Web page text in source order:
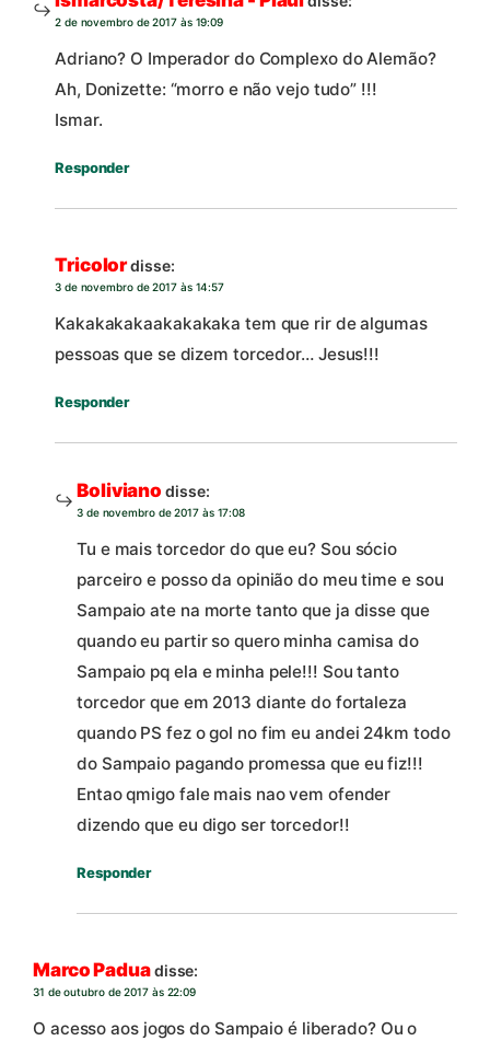
2 de novembro de 2017 às 19:09
Adriano? O Imperador do Complexo do Alemão?
Ah, Donizette: “morro e não vejo tudo” !!!
Ismar.
Responder
Tricolordisse:
3 de novembro de 2017 às 14:57
Kakakakakaakakakaka tem que rir de algumas
pessoas que se dizem torcedor… Jesus!!!
Responder
Boliviano disse:
3 de novembro de 2017 às 17:08
Tu e mais torcedor do que eu? Sou sócio
parceiro e posso da opinião do meu time e sou
Sampaio ate na morte tanto que ja disse que
quando eu partir so quero minha camisa do
Sampaio pq ela e minha pele!!! Sou tanto
torcedor que em 2013 diante do fortaleza
quando PS fez o gol no fim eu andei 24km todo
do Sampaio pagando promessa que eu fiz!!!
Entao qmigo fale mais nao vem ofender
dizendo que eu digo ser torcedor!!
Responder
Marco Paduadisse:
31 de outubro de 2017 às 22:09
O acesso aos jogos do Sampaio é liberado? Ou o